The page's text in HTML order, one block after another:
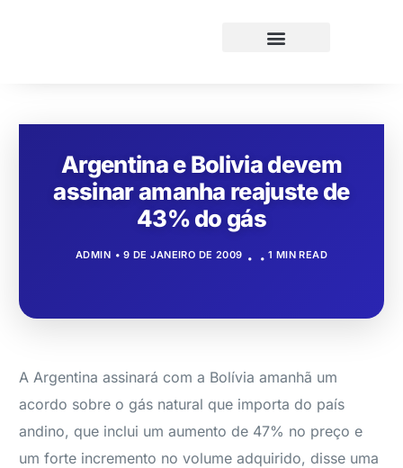
Argentina e Bolivia devem
assinar amanha reajuste de
43% do gás
ADMIN 9 DE JANEIRO DE 2009 1 MIN READ
A Argentina assinará com a Bolívia amanhã um
acordo sobre o gás natural que importa do país
andino, que inclui um aumento de 47% no preço e
um forte incremento no volume adquirido, disse uma